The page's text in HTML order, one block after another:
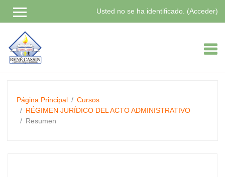
contenido
principal
Usted no se ha identificado. (Acceder)
Página Principal
Cursos
RÉGIMEN JURÍDICO DEL ACTO ADMINISTRATIVO
Resumen